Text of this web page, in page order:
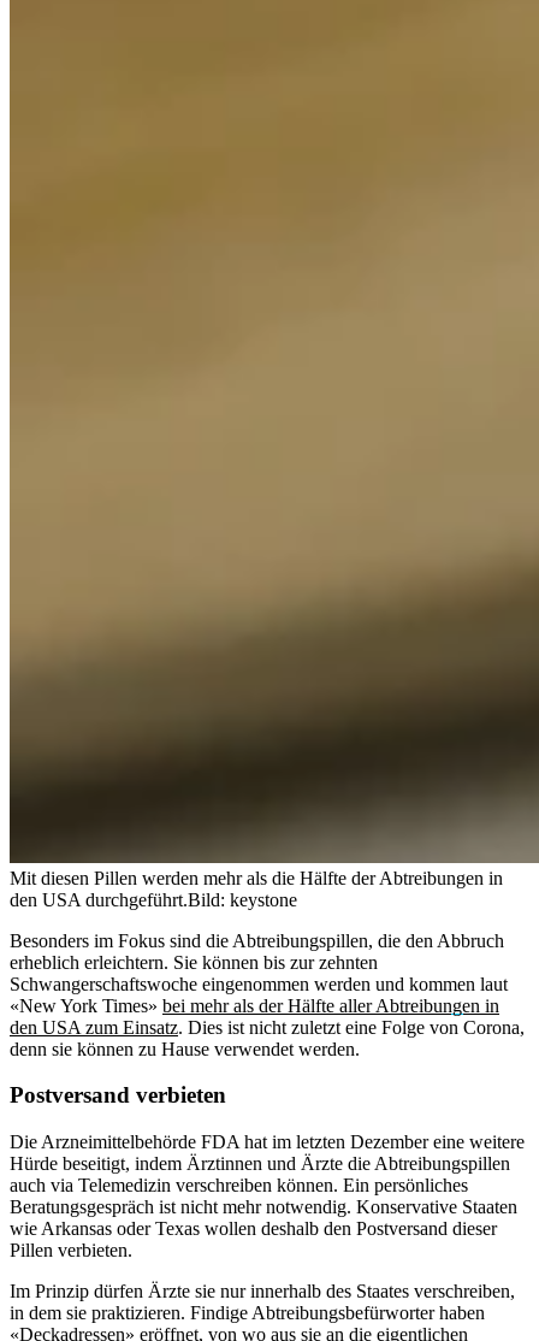
Mit diesen Pillen werden mehr als die Hälfte der Abtreibungen in
den USA durchgeführt.Bild: keystone
Besonders im Fokus sind die Abtreibungspillen, die den Abbruch
erheblich erleichtern. Sie können bis zur zehnten
Schwangerschaftswoche eingenommen werden und kommen laut
«New York Times» bei mehr als der Hälfte aller Abtreibungen in
den USA zum Einsatz. Dies ist nicht zuletzt eine Folge von Corona,
denn sie können zu Hause verwendet werden.
Postversand verbieten
Die Arzneimittelbehörde FDA hat im letzten Dezember eine weitere
Hürde beseitigt, indem Ärztinnen und Ärzte die Abtreibungspillen
auch via Telemedizin verschreiben können. Ein persönliches
Beratungsgespräch ist nicht mehr notwendig. Konservative Staaten
wie Arkansas oder Texas wollen deshalb den Postversand dieser
Pillen verbieten.
Im Prinzip dürfen Ärzte sie nur innerhalb des Staates verschreiben,
in dem sie praktizieren. Findige Abtreibungsbefürworter haben
«Deckadressen» eröffnet, von wo aus sie an die eigentlichen